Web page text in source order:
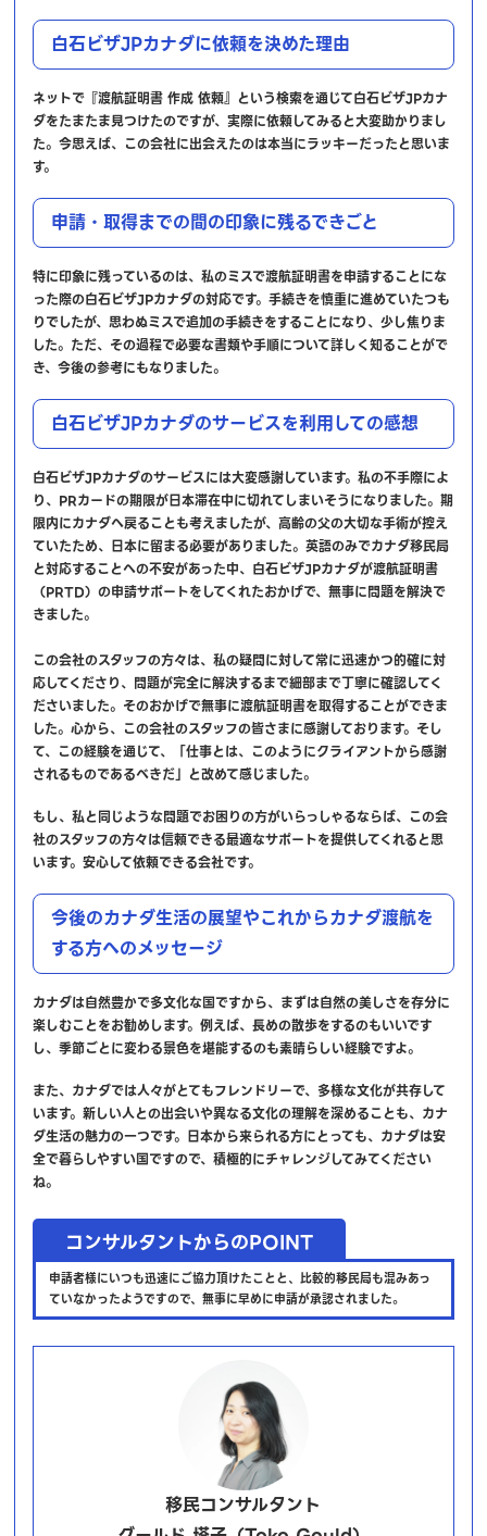
白石ビザJPカナダに依頼を決めた理由
ネットで『渡航証明書 作成 依頼』という検索を通じて白石ビザJPカナ
ダをたまたま見つけたのですが、実際に依頼してみると大変助かりまし
た。今思えば、この会社に出会えたのは本当にラッキーだったと思いま
す。
申請・取得までの間の印象に残るできごと
特に印象に残っているのは、私のミスで渡航証明書を申請することにな
った際の白石ビザJPカナダの対応です。手続きを慎重に進めていたつも
りでしたが、思わぬミスで追加の手続きをすることになり、少し焦りま
した。ただ、その過程で必要な書類や手順について詳しく知ることがで
き、今後の参考にもなりました。
白石ビザJPカナダのサービスを利用しての感想
白石ビザJPカナダのサービスには大変感謝しています。私の不手際によ
り、PRカードの期限が日本滞在中に切れてしまいそうになりました。期
限内にカナダへ戻ることも考えましたが、高齢の父の大切な手術が控え
ていたため、日本に留まる必要がありました。英語のみでカナダ移民局
と対応することへの不安があった中、白石ビザJPカナダが渡航証明書
（PRTD）の申請サポートをしてくれたおかげで、無事に問題を解決で
きました。
この会社のスタッフの方々は、私の疑問に対して常に迅速かつ的確に対
応してくださり、問題が完全に解決するまで細部まで丁寧に確認してく
ださいました。そのおかげで無事に渡航証明書を取得することができま
した。心から、この会社のスタッフの皆さまに感謝しております。そし
て、この経験を通じて、「仕事とは、このようにクライアントから感謝
されるものであるべきだ」と改めて感じました。
もし、私と同じような問題でお困りの方がいらっしゃるならば、この会
社のスタッフの方々は信頼できる最適なサポートを提供してくれると思
います。安心して依頼できる会社です。
今後のカナダ生活の展望やこれからカナダ渡航を
する方へのメッセージ
カナダは自然豊かで多文化な国ですから、まずは自然の美しさを存分に
楽しむことをお勧めします。例えば、長めの散歩をするのもいいです
し、季節ごとに変わる景色を堪能するのも素晴らしい経験ですよ。
また、カナダでは人々がとてもフレンドリーで、多様な文化が共存して
います。新しい人との出会いや異なる文化の理解を深めることも、カナ
ダ生活の魅力の一つです。日本から来られる方にとっても、カナダは安
全で暮らしやすい国ですので、積極的にチャレンジしてみてください
ね。
コンサルタントからのPOINT
申請者様にいつも迅速にご協力頂けたことと、比較的移民局も混みあっ
ていなかったようですので、無事に早めに申請が承認されました。
移民コンサルタント